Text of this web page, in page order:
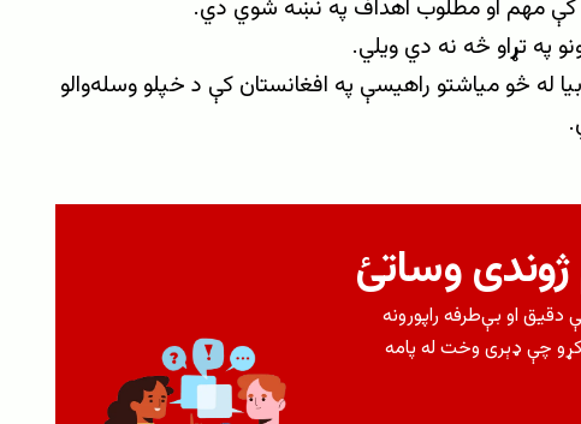
کې مهم او مطلوب اهداف په نښه شوي دي.
په تړاو څه نه دي ویلي.
له څو میاشتو راهیسې په افغانستان کې د خپلو وسله‌والو
ژوندی وساتئ
او بې‌طرفه راپورونه
کړو چې ډېری وخت له پامه